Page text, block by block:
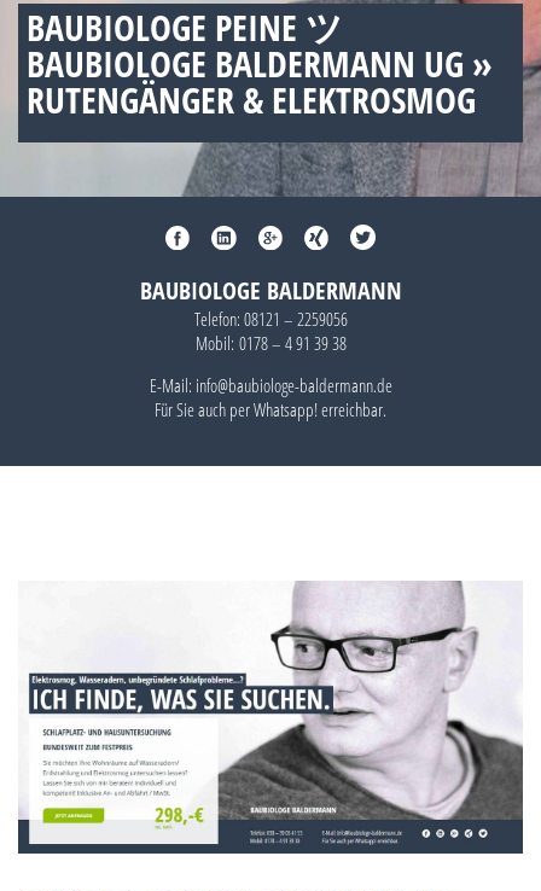
BAUBIOLOGE PEINE ツ
BAUBIOLOGE BALDERMANN UG »
RUTENGÄNGER & ELEKTROSMOG
BAUBIOLOGE BALDERMANN
Telefon: 08121 – 2259056
Mobil: 0178 – 4 91 39 38
E-Mail: info@baubiologe-baldermann.de
Für Sie auch perWhatsapp!erreichbar.